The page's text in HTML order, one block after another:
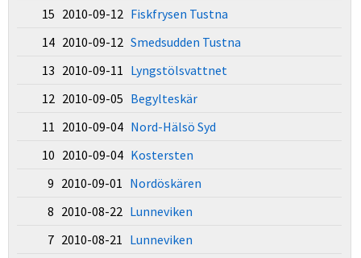
15 2010-09-12 Fiskfrysen Tustna
14 2010-09-12 Smedsudden Tustna
13 2010-09-11 Lyngstölsvattnet
12 2010-09-05 Begylteskär
11 2010-09-04 Nord-Hälsö Syd
10 2010-09-04 Kostersten
9 2010-09-01 Nordöskären
8 2010-08-22 Lunneviken
7 2010-08-21 Lunneviken